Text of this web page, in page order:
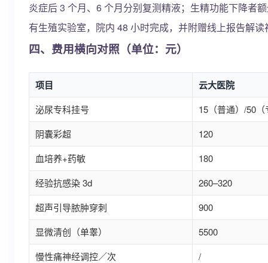
炎症后 3 个月、6 个月分别复测精液；生精功能下降者
有生殖实验室，院内 48 小时完成，并附赠线上报告解
四、费用横向对照（单位：元）
项目 云大医院
泌尿专科挂号
15（普通）/50
阴囊彩超
120
血培养+药敏
180
经验抗感染 3d
260–320
超声引导脓肿穿刺
900
显微清创（单睾）
5500
慢性痛神经调控／次
/